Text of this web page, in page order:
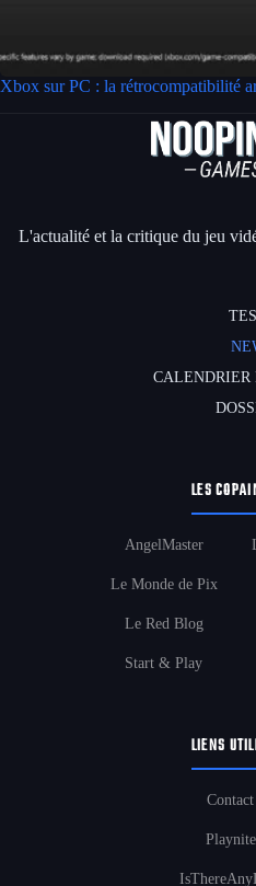
Xbox sur PC : la rétrocompatibilité
L'actualité et la critique du jeu
CALENDRIER
LES
AngelMaster
Le Monde de Pix
Le Red Blog
Start & Play
LIENS
Contact
Playnite